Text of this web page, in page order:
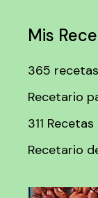
Mis
365
Recetario
311
Recetario